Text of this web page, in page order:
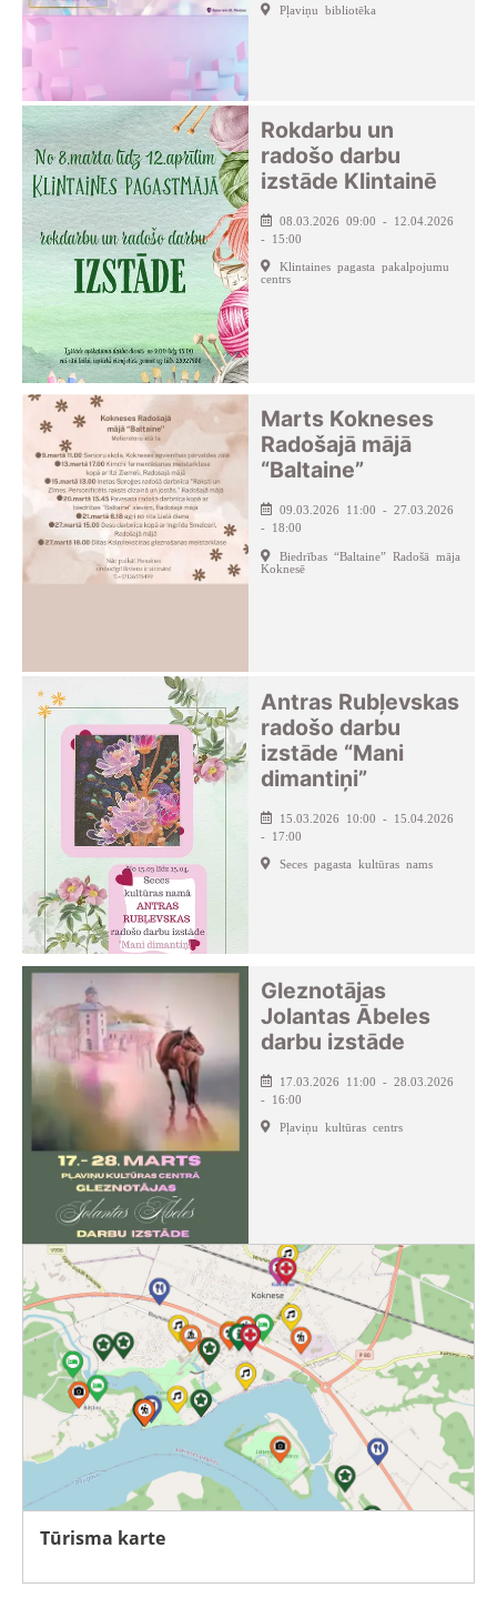
Pļaviņu bibliotēka
Rokdarbu un
radošo darbu
izstāde Klintainē
08.03.2026 09:00 - 12.04.2026
- 15:00
Klintaines pagasta pakalpojumu
centrs
Marts Kokneses
Radošajā mājā
“Baltaine”
09.03.2026 11:00 - 27.03.2026
- 18:00
Biedrības “Baltaine” Radošā māja
Koknesē
Antras Rubļevskas
radošo darbu
izstāde “Mani
dimantiņi”
15.03.2026 10:00 - 15.04.2026
- 17:00
Seces pagasta kultūras nams
Gleznotājas
Jolantas Ābeles
darbu izstāde
17.03.2026 11:00 - 28.03.2026
- 16:00
Pļaviņu kultūras centrs
Tūrisma karte